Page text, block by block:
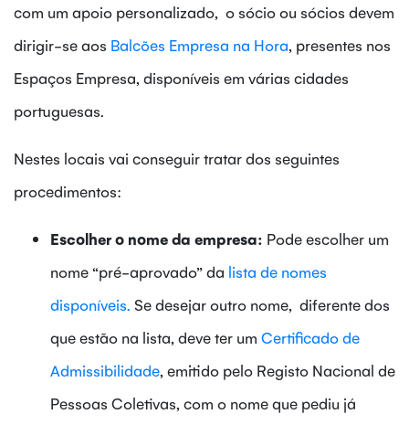
com um apoio personalizado, o sócio ou sócios devem
dirigir-se aos Balcões Empresa na Hora, presentes nos
Espaços Empresa, disponíveis em várias cidades
portuguesas.
Nestes locais vai conseguir tratar dos seguintes
procedimentos:
Escolher o nome da empresa: Pode escolher um
nome “pré-aprovado” da lista de nomes
disponíveis. Se desejar outro nome, diferente dos
que estão na lista, deve ter um Certificado de
Admissibilidade, emitido pelo Registo Nacional de
Pessoas Coletivas, com o nome que pediu já